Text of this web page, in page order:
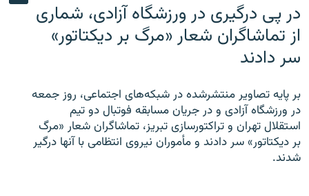
در پی درگیری در ورزشگاه آزادی، شماری
از تماشاگران شعار «مرگ بر دیکتاتور»
سر دادند
بر پایه تصاویر منتشرشده در شبکه‌های اجتماعی، روز جمعه
در ورزشگاه آزادی و در جریان مسابقه فوتبال دو تیم
استقلال تهران و تراکتورسازی تبریز، تماشاگران شعار «مرگ
بر دیکتاتور» سر دادند و مأموران نیروی انتظامی با آنها درگیر
شدند.